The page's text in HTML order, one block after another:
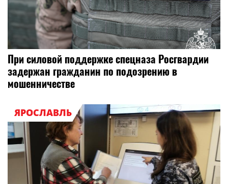
При силовой поддержке спецназа Росгвардии
задержан гражданин по подозрению в
мошенничестве
ЯРОСЛАВЛЬ